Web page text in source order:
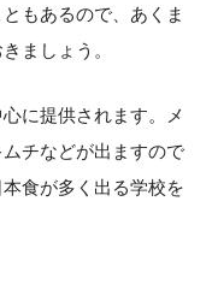
もあるので、あくま
ましょう。
に提供されます。メ
チなどが出ますので
食が多く出る学校を